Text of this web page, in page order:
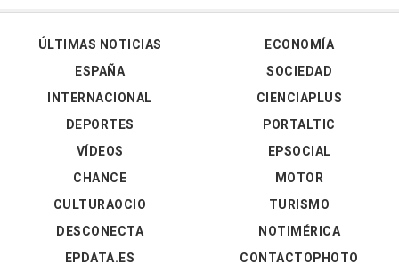
ÚLTIMAS NOTICIAS
ESPAÑA
INTERNACIONAL
DEPORTES
VÍDEOS
ECONOMÍA
SOCIEDAD
CIENCIAPLUS
PORTALTIC
EPSOCIAL
CHANCE
CULTURAOCIO
DESCONECTA
EPDATA.ES
MOTOR
TURISMO
NOTIMÉRICA
CONTACTOPHOTO